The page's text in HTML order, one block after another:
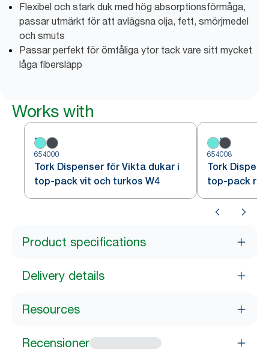
Flexibel och stark duk med hög absorptionsförmåga,
passar utmärkt för att avlägsna olja, fett, smörjmedel
och smuts
Passar perfekt för ömtåliga ytor tack vare sitt mycket
låga fibersläpp
Works with
654000
Tork Dispenser för Vikta dukar i
top-pack vit och turkos W4
654008
Tork
top-pack röd
Product specifications
Delivery details
Resources
Recensioner